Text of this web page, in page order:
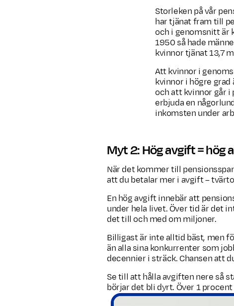
Storleken på vår
har tjänat fram till
och i genomsnitt är
1950 så hade
kvinnor tjänat 13,7
Att kvinnor i
kvinnor i högre
och att kvinnor går
erbjuda en
inkomsten under
Myt 2: Hög avgift = hög
När det kommer till
att du betalar mer i avgift –
En hög avgift innebär att
under hela livet. Över tid är det
det till och med om miljoner.
Billigast är inte alltid bäst, men
än alla sina konkurrenter som
decennier i sträck. Chansen att
Se till att hålla avgiften nere så
börjar det bli dyrt. Över 1